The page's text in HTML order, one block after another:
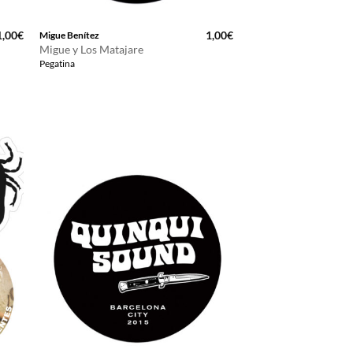
€ Migue Benítez
Migue y Los Matajare
Pegatina
1,00€